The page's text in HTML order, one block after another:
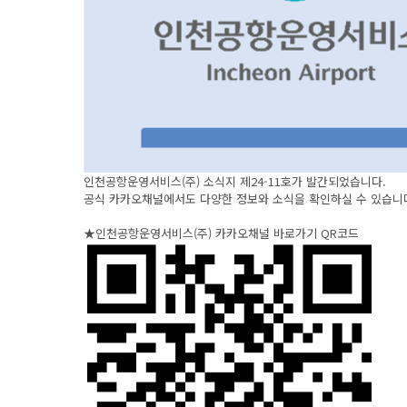
인천공항운영서비스(주) 소식지 제24-11호가 발간되었습니다.
공식 카카오채널에서도 다양한 정보와 소식을 확인하실 수 있습니
★인천공항운영서비스(주) 카카오채널 바로가기 QR코드